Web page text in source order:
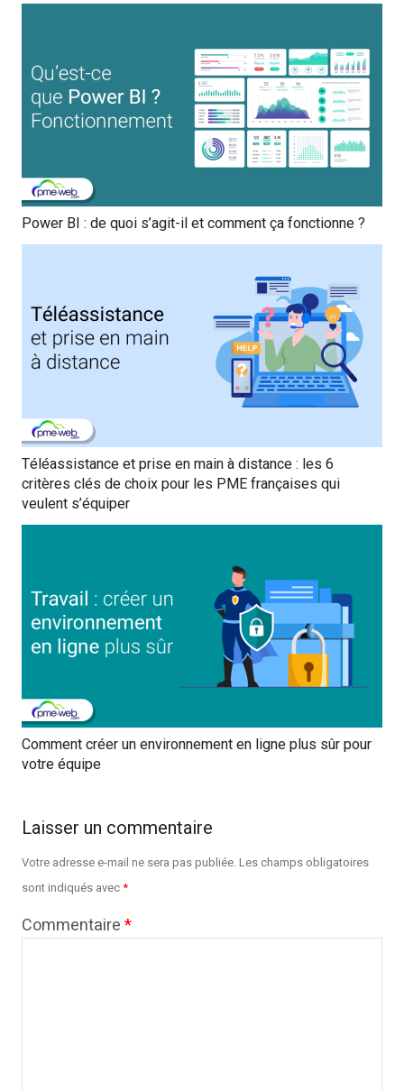
Power BI : de quoi s’agit-il et comment ça fonctionne ?
Téléassistance et prise en main à distance : les 6
critères clés de choix pour les PME françaises qui
veulent s’équiper
Comment créer un environnement en ligne plus sûr pour
votre équipe
Laisser un commentaire
Votre adresse e-mail ne sera pas publiée.Les champs obligatoires
sont indiqués avec*
Commentaire*